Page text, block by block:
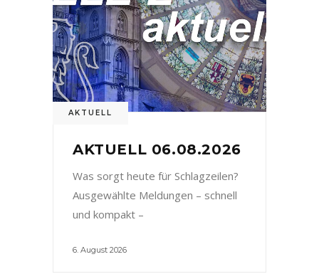
AKTUELL
AKTUELL 06.08.2026
Was sorgt heute für Schlagzeilen?
Ausgewählte Meldungen – schnell
und kompakt –
6. August 2026